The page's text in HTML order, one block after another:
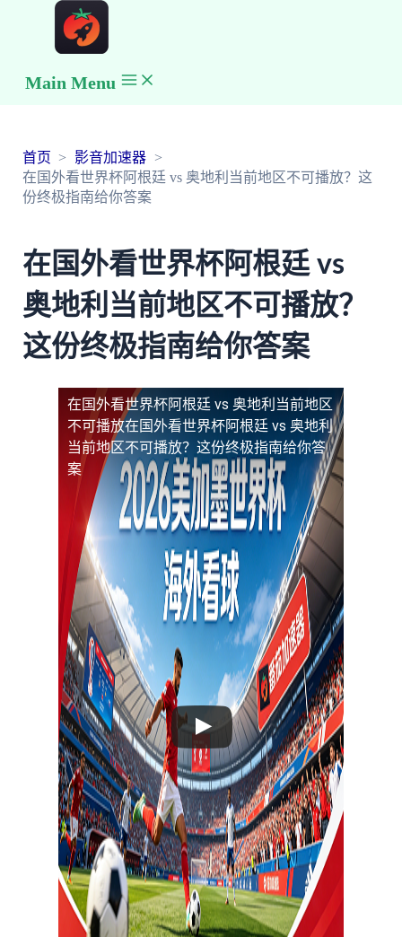
Main Menu
首页
影音加速器
在国外看世界杯阿根廷 vs 奥地利当前地区不可播放？这
份终极指南给你答案
在国外看世界杯阿根廷 vs
奥地利当前地区不可播放？
这份终极指南给你答案
在国外看世界杯阿根廷 vs 奥地利当前地区
不可播放在国外看世界杯阿根廷 vs 奥地利
当前地区不可播放？这份终极指南给你答
案